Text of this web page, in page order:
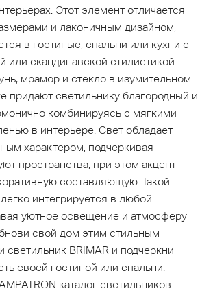
Этот элемент отличается
и лаконичным дизайном,
в гостиные, спальни или кухни с
или скандинавской стилистикой.
мрамор и стекло в изумительном
придают светильнику благородный и
комбинируясь с мягкими
в интерьере. Свет обладает
характером, подчеркивая
пространства, при этом акцент
составляющую. Такой
интегрируется в любой
уютное освещение и атмосферу
свой дом этим стильным
светильник BRIMAR и подчеркни
своей гостиной или спальни.
каталог светильников.